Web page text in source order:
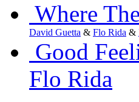
Where
David Guetta & Flo Rida &
Good
Flo Rida